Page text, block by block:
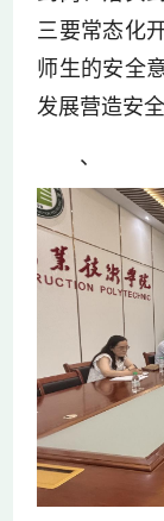
三要常态化
师生的安全
发展营造安
、